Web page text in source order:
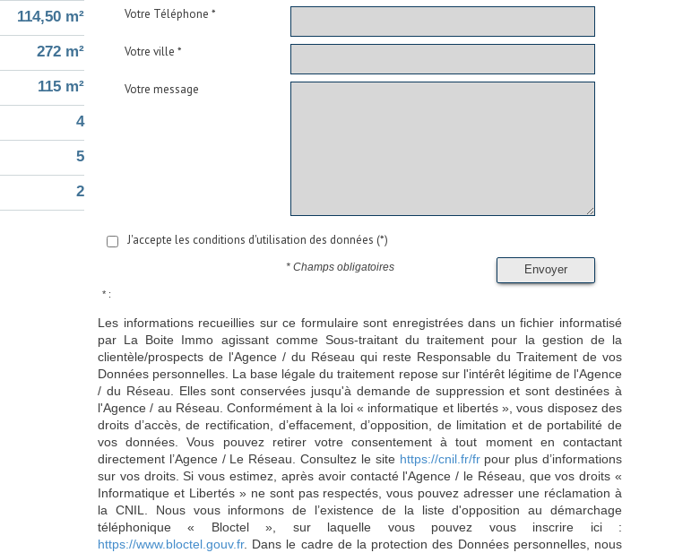
114,50 m²
272 m²
115 m²
4
5
2
Votre Téléphone *
Votre ville *
Votre message
J'accepte les conditions d'utilisation des données (*)
Envoyer
* Champs obligatoires
* :
Les informations recueillies sur ce formulaire sont enregistrées dans un fichier informatisé
par La Boite Immo agissant comme Sous-traitant du traitement pour la gestion de la
clientèle/prospects de l'Agence / du Réseau qui reste Responsable du Traitement de vos
Données personnelles. La base légale du traitement repose sur l'intérêt légitime de l'Agence
/ du Réseau. Elles sont conservées jusqu'à demande de suppression et sont destinées à
l'Agence / au Réseau. Conformément à la loi « informatique et libertés », vous disposez des
droits d’accès, de rectification, d’effacement, d’opposition, de limitation et de portabilité de
vos données. Vous pouvez retirer votre consentement à tout moment en contactant
directement l’Agence / Le Réseau. Consultez le site https://cnil.fr/frpour plus d’informations
sur vos droits. Si vous estimez, après avoir contacté l'Agence / le Réseau, que vos droits «
Informatique et Libertés » ne sont pas respectés, vous pouvez adresser une réclamation à
la CNIL. Nous vous informons de l’existence de la liste d'opposition au démarchage
téléphonique « Bloctel », sur laquelle vous pouvez vous inscrire ici :
https://www.bloctel.gouv.fr. Dans le cadre de la protection des Données personnelles, nous